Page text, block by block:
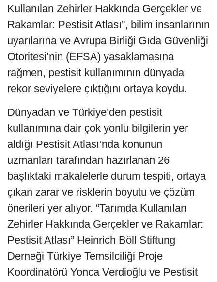
Kullanılan Zehirler Hakkında Gerçekler ve
Rakamlar: Pestisit Atlası”, bilim insanlarının
uyarılarına ve Avrupa Birliği Gıda Güvenliği
Otoritesi’nin (EFSA) yasaklamasına
rağmen, pestisit kullanımının dünyada
rekor seviyelere çıktığını ortaya koydu.
Dünyadan ve Türkiye’den pestisit
kullanımına dair çok yönlü bilgilerin yer
aldığı Pestisit Atlası’nda konunun
uzmanları tarafından hazırlanan 26
başlıktaki makalelerle durum tespiti, ortaya
çıkan zarar ve risklerin boyutu ve çözüm
önerileri yer alıyor. “Tarımda Kullanılan
Zehirler Hakkında Gerçekler ve Rakamlar:
Pestisit Atlası” Heinrich Böll Stiftung
Derneği Türkiye Temsilciliği Proje
Koordinatörü Yonca Verdioğlu ve Pestisit